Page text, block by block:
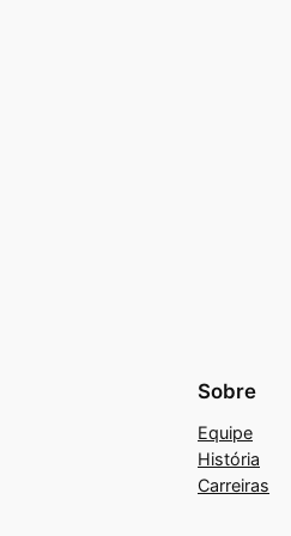
Sobre
Equipe
História
Carreiras